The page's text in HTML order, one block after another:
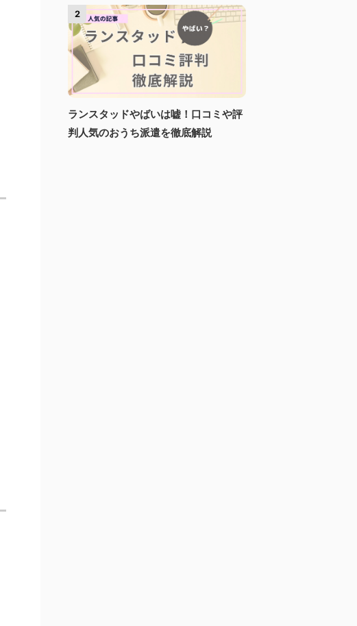
2
ランスタッドやばいは嘘！口コミや評
判人気のおうち派遣を徹底解説